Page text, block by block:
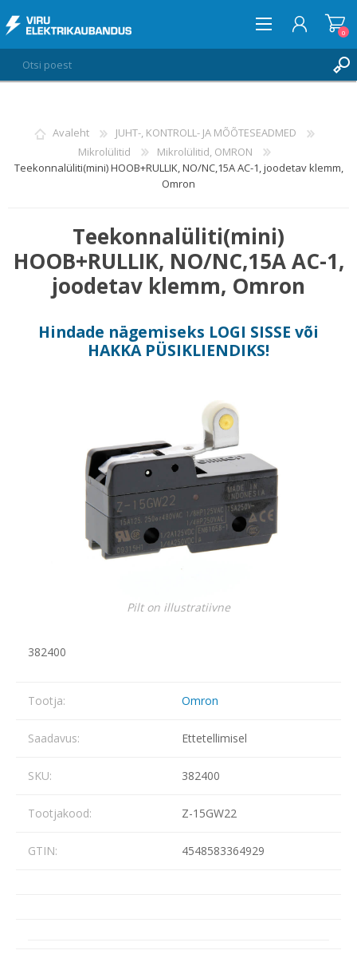
LOGI SISSE
SOOVIKORV
0
0
Avaleht
JUHT-, KONTROLL- JA MÕÕTESEADMED
Mikrolülitid
Mikrolülitid, OMRON
Teekonnalüliti(mini) HOOB+RULLIK, NO/NC,15A AC-1, joodetav klemm,
Omron
Teekonnalüliti(mini)
HOOB+RULLIK, NO/NC,15A AC-1,
joodetav klemm, Omron
Hindade nägemiseks LOGI SISSE või
HAKKA PÜSIKLIENDIKS!
Pilt on illustratiivne
382400
Tootja: Omron
Saadavus: Ettetellimisel
SKU: 382400
Tootjakood: Z-15GW22
GTIN: 4548583364929